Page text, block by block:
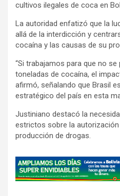
cultivos ilegales de coca en
La autoridad enfatizó que la
allá de la interdicción y
cocaína y las causas de su
“Si trabajamos para que no
toneladas de cocaína, el
afirmó, señalando que Brasil
estratégico del país en esta
Justiniano destacó la
estrictos sobre la
producción de drogas.
A
d